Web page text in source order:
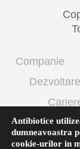
Companie
Dezvoltare
Termeni si
Antibiotice
dumneavoastra
cookie-urilor in